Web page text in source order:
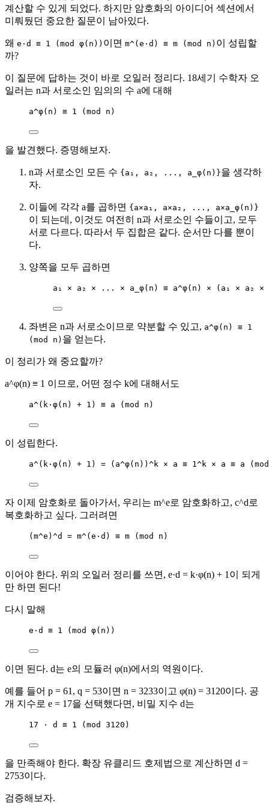
계산할 수 있게 되었다. 하지만 암호화의 아이디어 섹션에서
미뤄뒀던 중요한 질문이 남아있다.
왜 e·d ≡ 1 (mod φ(n)) 이면 m^(e·d) ≡ m (mod n) 이 성립할
까?
이 질문에 답하는 것이 바로 오일러 정리다. 18세기 수학자 오
일러는 n과 서로소인 임의의 수 a에 대해
a^φ(n) ≡ 1 (mod n)
을 발견했다. 증명해보자.
n과 서로소인 모든 수 {a₁, a₂, ..., a_φ(n)}을 생각하
자.
이들에 각각 a를 곱하면 {a×a₁, a×a₂, ..., a×a_φ(n)}
이 되는데, 이것도 여전히 n과 서로소인 수들이고, 모두
서로 다르다. 따라서 두 집합은 같다. 순서만 다를 뿐이
다.
양쪽을 모두 곱하면
a₁ × a₂ × ... × a_φ(n) ≡ a^φ(n) × (a₁ × a₂
좌변은 n과 서로소이므로 약분할 수 있고, a^φ(n) ≡ 1
(mod n) 을 얻는다.
이 정리가 왜 중요할까?
a^φ(n) ≡ 1 이므로, 어떤 정수 k에 대해서도
a^(k·φ(n) + 1) ≡ a (mod n)
이 성립한다.
a^(k·φ(n) + 1) = (a^φ(n))^k × a ≡ 1^k × a ≡ a
자 이제 암호화로 돌아가서, 우리는 m^e로 암호화하고, c^d로
복호화하고 싶다. 그러려면
(m^e)^d = m^(e·d) ≡ m (mod n)
이어야 한다. 위의 오일러 정리를 쓰면, e·d = k·φ(n) + 1이 되게
만 하면 된다!
다시 말해
e·d ≡ 1 (mod φ(n))
이면 된다. d는 e의 모듈러 φ(n)에서의 역원이다.
예를 들어 p = 61, q = 53이면 n = 3233이고 φ(n) = 3120이다. 공
개 지수로 e = 17을 선택했다면, 비밀 지수 d는
17 · d ≡ 1 (mod 3120)
을 만족해야 한다. 확장 유클리드 호제법으로 계산하면 d =
2753이다.
검증해보자.